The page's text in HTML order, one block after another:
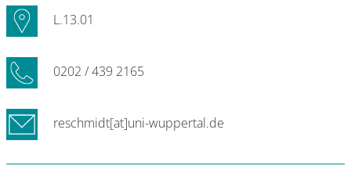
L.13.01
0202 / 439 2165
reschmidt[at]uni-wuppertal.de